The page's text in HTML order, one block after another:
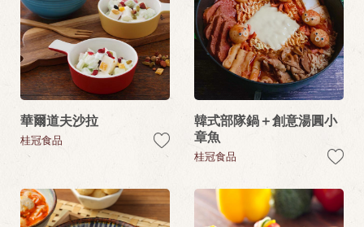
華爾道夫沙拉
桂冠食品
韓式部隊鍋＋創意湯圓小
章魚
桂冠食品